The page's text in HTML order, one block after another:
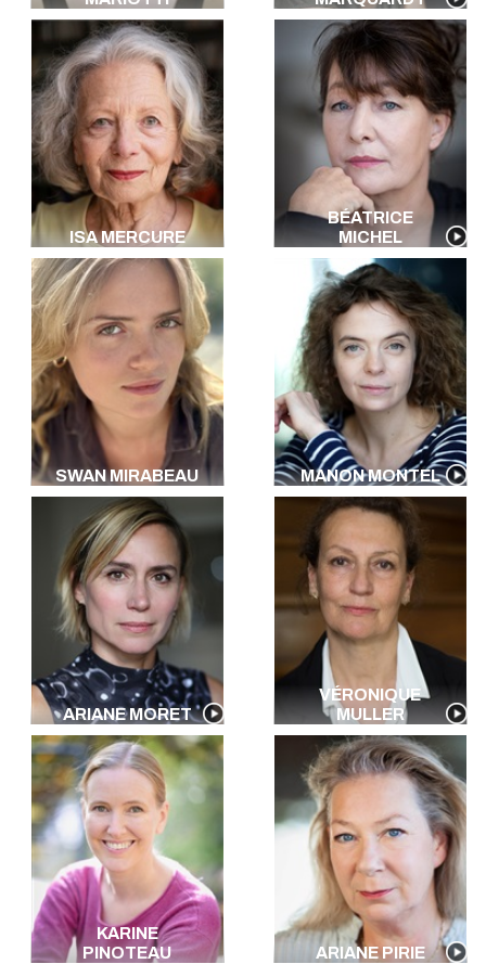
ISA MERCURE
BÉATRICE
MICHEL
SWAN MIRABEAU MANON MONTEL
ARIANE MORET
VÉRONIQUE
MULLER
KARINE
PINOTEAU
ARIANE PIRIE